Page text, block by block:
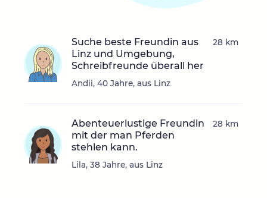
Suche beste Freundin aus
Linz und Umgebung,
Schreibfreunde überall her
Andii, 40 Jahre, aus Linz
28 km
Abenteuerlustige Freundin
mit der man Pferden
stehlen kann.
Lila, 38 Jahre, aus Linz
28 km